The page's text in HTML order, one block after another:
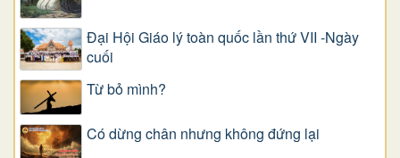
Đại Hội Giáo lý toàn quốc lần thứ VII -Ngày
cuối
Từ bỏ mình?
Có dừng chân nhưng không đứng lại